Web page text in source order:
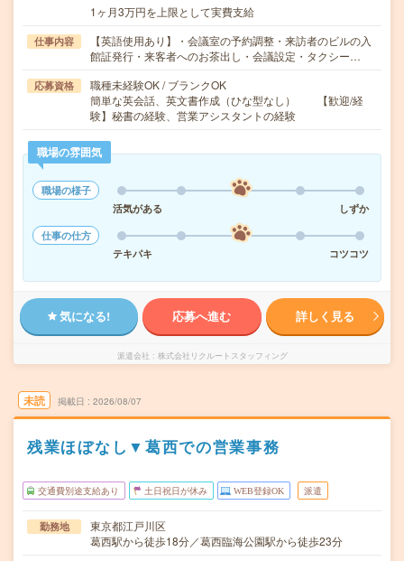
1ヶ月3万円を上限として実費支給
仕事内容
【英語使用あり】・会議室の予約調整・来訪者のビルの入
館証発行・来客者へのお茶出し・会議設定・タクシー…
応募資格
職種未経験OK / ブランクOK
簡単な英会話、英文書作成（ひな型なし） 【歓迎/経
験】秘書の経験、営業アシスタントの経験
職場の雰囲気
職場の様子
活気がある
しずか
仕事の仕方
テキパキ
コツコツ
気になる! 応募へ進む 詳しく見る
派遣会社 株式会社リクルートスタッフィング
未読 掲載日 2026/08/07
残業ほぼなし▼葛西での営業事務
交通費別途支給あり 土日祝日が休み WEB登録OK 派遣
勤務地
東京都江戸川区
葛西駅から徒歩18分／葛西臨海公園駅から徒歩23分